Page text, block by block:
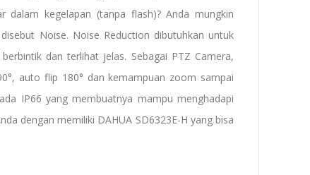
kegelapan (tanpa flash)? Anda mungkin
Noise. Noise Reduction dibutuhkan untuk
dan terlihat jelas. Sebagai PTZ Camera,
auto flip 180° dan kemampuan zoom sampai
IP66 yang membuatnya mampu menghadapi
dengan memiliki DAHUA SD6323E-H yang bisa